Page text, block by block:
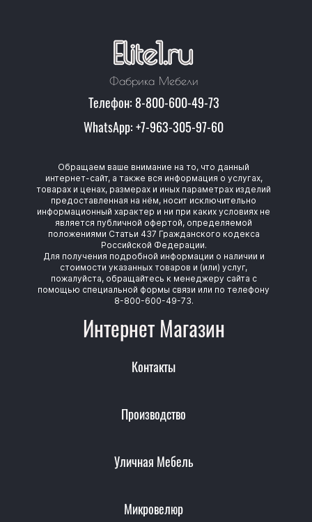
Фабрика Мебели
Телефон: 8-800-600-49-73
WhatsApp: +7-963-305-97-60
Обращаем ваше внимание на то, что данный
интернет-сайт, а также вся информация о услугах,
товарах и ценах, размерах и иных параметрах изделий
предоставленная на нём, носит исключительно
информационный характер и ни при каких условиях не
является публичной офертой, определяемой
положениями Статьи 437 Гражданского кодекса
Российской Федерации.
Для получения подробной информации о наличии и
стоимости указанных товаров и (или) услуг,
пожалуйста, обращайтесь к менеджеру сайта с
помощью специальной формы связи или по телефону
8-800-600-49-73.
Интернет Магазин
Контакты
Производство
Уличная Мебель
Микровелюр